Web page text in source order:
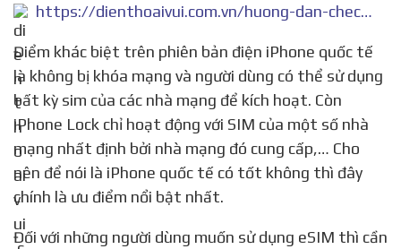
https://dienthoaivui.com.vn/huong-dan-check-iphone-lock-hay-quoc-te-nhanh-chong/
Điểm khác biệt trên phiên bản điện iPhone quốc tế
là không bị khóa mạng và người dùng có thể sử dụng
bất kỳ sim của các nhà mạng để kích hoạt. Còn
iPhone Lock chỉ hoạt động với SIM của một số nhà
mạng nhất định bởi nhà mạng đó cung cấp,… Cho
nên để nói là iPhone quốc tế có tốt không thì đây
chính là ưu điểm nổi bật nhất.
Đối với những người dùng muốn sử dụng eSIM thì cần